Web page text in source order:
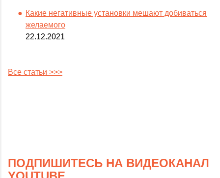
Какие негативные установки мешают добиваться
желаемого
22.12.2021
Все статьи >>>
ПОДПИШИТЕСЬ НА ВИДЕОКАНАЛ